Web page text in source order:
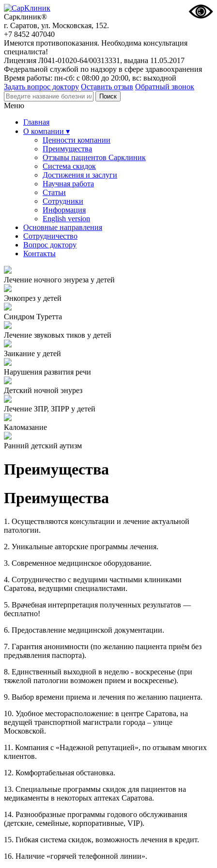
Сарклиник®
г. Саратов, ул. Московская, 152.
+7 8452 407040
Имеются противопоказания. Необходима консультация
специалиста!
Лицензия Л041-01020-64/00313331, выдана 11.05.2017
Федеральной службой по надзору в сфере здравоохранения
Время работы: пн-сб: с 08:00 до 20:00, вс: выходной
Задать вопрос доктору Оставить отзыв Обратный звонок
Меню
Главная
О компании ▾
Ценности компании
Преимущества
Отзывы пациентов Сарклиник
Система скидок
Достижения и заслуги
Научная работа
Статьи
Сотрудники
Информация
English version
Основные направления
Сотрудничество
Вопрос доктору
Контакты
Лечение ночного энуреза у детей
Энкопрез у детей
Синдром Туретта
Лечение звуковых тиков у детей
Заикание у детей
Нарушения развития речи
Детский ночной энурез
Лечение ЗПР, ЗПРР у детей
Каломазание
Ранний детский аутизм
Преимущества
Преимущества
1. Осуществляются консультации и лечение актуальной
патологии.
2. Уникальные авторские программы лечения.
3. Современное медицинское оборудование.
4. Сотрудничество с ведущими частными клиниками
Саратова, ведущими специалистами.
5. Врачебная интерпретация полученных результатов —
бесплатно!
6. Предоставление медицинской документации.
7. Гарантия анонимности (по желанию пациента приём без
предъявления паспорта).
8. Единственный выходной в неделю - воскресенье (при
тяжелой патологии возможен прием и воскресенье).
9. Выбор времени приема и лечения по желанию пациента.
10. Удобное месторасположение: в центре Саратова, на
ведущей транспортной магистрали города – улице
Московской.
11. Компания с «Надежной репутацией», по отзывам многих
клиентов.
12. Комфортабельная обстановка.
13. Специальные программы скидок для пациентов на
медикаменты в некоторых аптеках Саратова.
14. Разнообразные программы годового обслуживания
(детские, семейные, корпоративные, VIP).
15. Гибкая система скидок, возможность лечения в кредит.
16. Наличие «горячей телефонной линии».